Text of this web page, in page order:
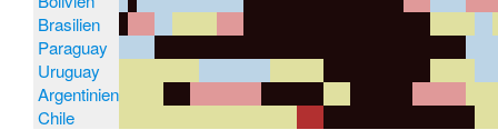
Brasilien
Paraguay
Uruguay
Argentinien
Chile